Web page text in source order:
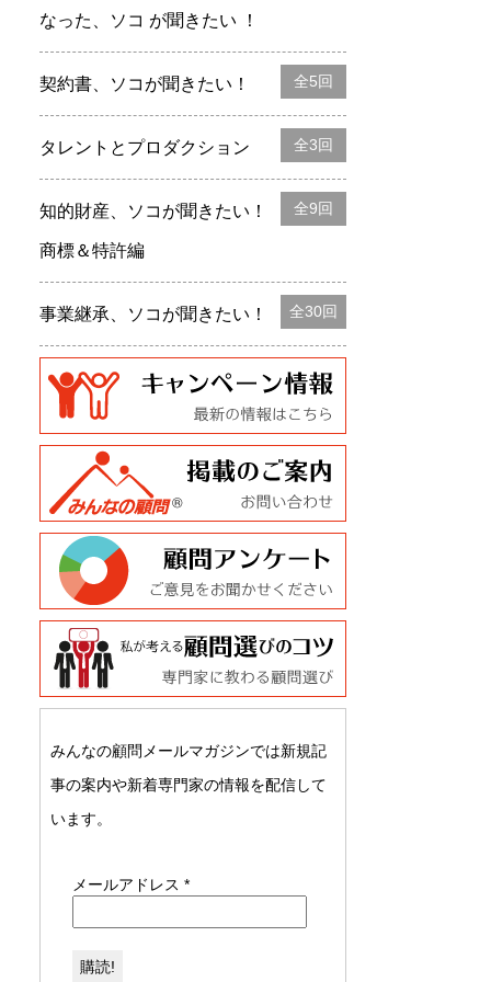
なった、ソコ が聞きたい ！
全5回
契約書、ソコが聞きたい！
全3回
タレントとプロダクション
全9回
知的財産、ソコが聞きたい！
商標＆特許編
全30回
事業継承、ソコが聞きたい！
みんなの顧問メールマガジンでは新規記
事の案内や新着専門家の情報を配信して
います。
メールアドレス *